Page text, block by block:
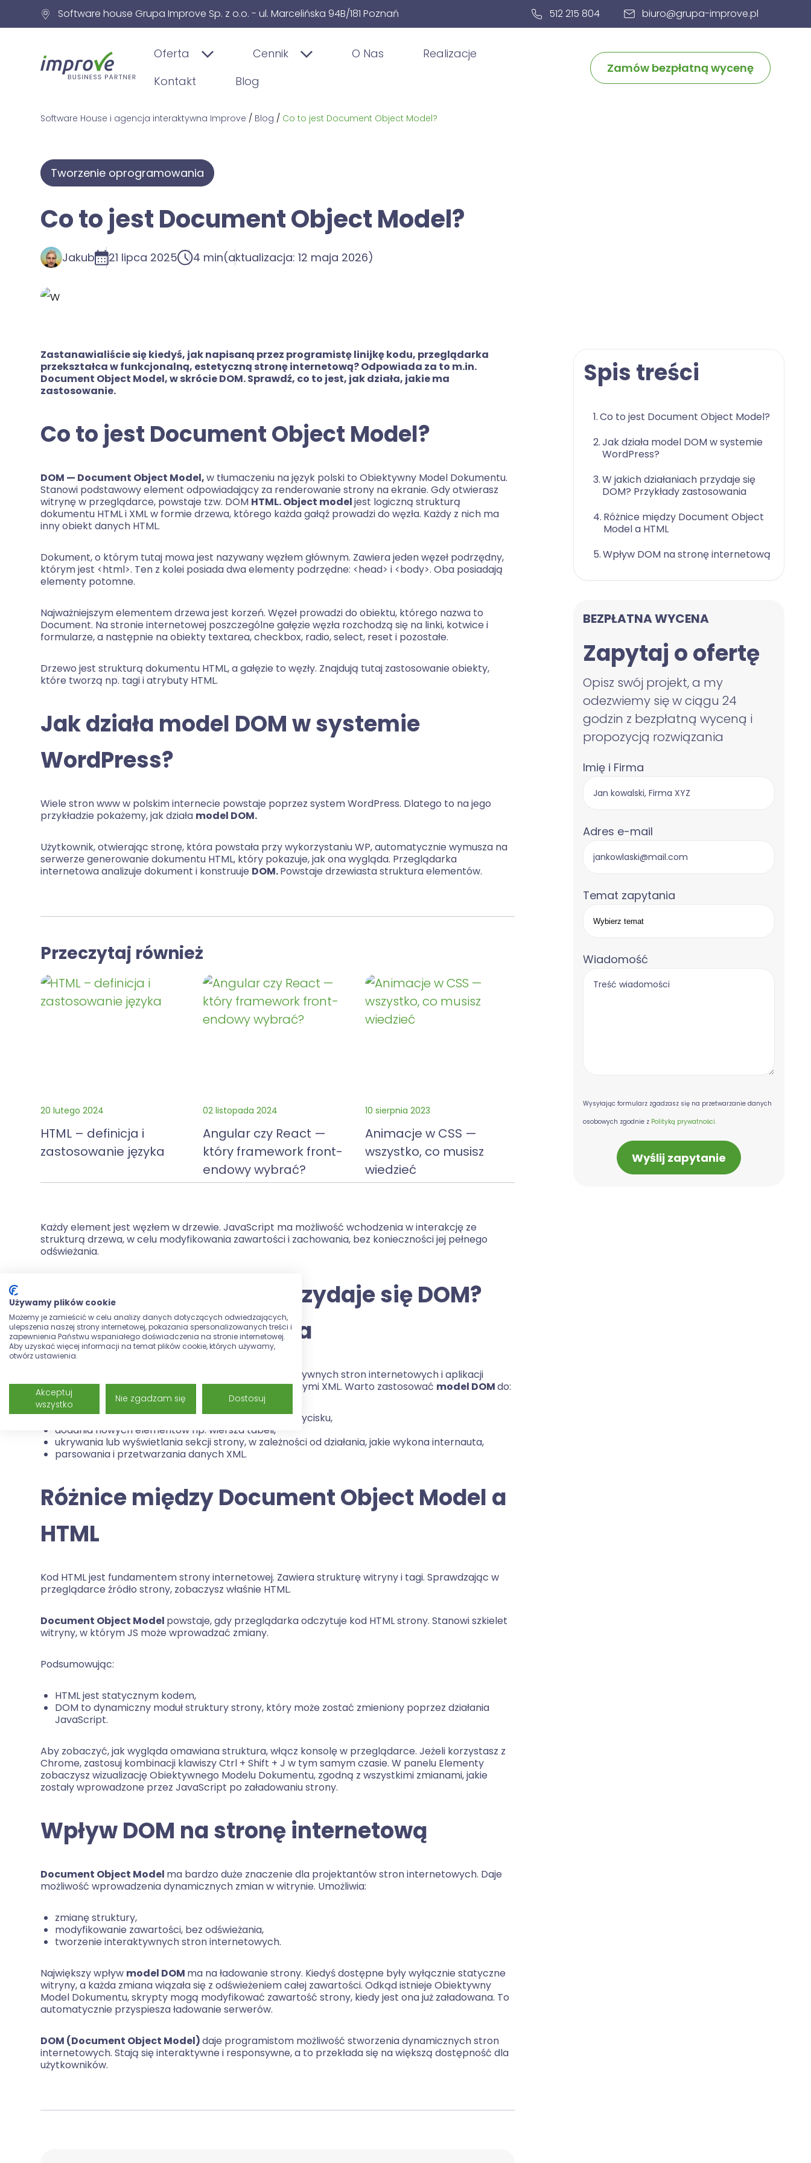
Software house Grupa Improve Sp. z o.o. - ul. Marcelińska 94B/181 Poznań 512 215 804 biuro@grupa-improve.pl
Oferta Cennik O Nas
Realizacje
Kontakt
Blog
Zamów bezpłatną wycenę
Software House i agencja interaktywna Improve / Blog / Co to jest Document Object Model?
Tworzenie oprogramowania
Co to jest Document Object Model?
Jakub 21 lipca 2025 4 min(aktualizacja: 12 maja 2026)
Zastanawialiście się kiedyś, jak napisaną przez programistę linijkę kodu, przeglądarka
przekształca w funkcjonalną, estetyczną stronę internetową? Odpowiada za to m.in.
Document Object Model, w skrócie DOM. Sprawdź, co to jest, jak działa, jakie ma
zastosowanie.
Co to jest Document Object Model?
DOM — Document Object Model,w tłumaczeniu na język polski to Obiektywny Model Dokumentu.
Stanowi podstawowy element odpowiadający za renderowanie strony na ekranie. Gdy otwierasz
witrynę w przeglądarce, powstaje tzw. DOM HTML. Object modeljest logiczną strukturą
dokumentu HTML i XML w formie drzewa, którego każda gałąź prowadzi do węzła. Każdy z nich ma
inny obiekt danych HTML.
Dokument, o którym tutaj mowa jest nazywany węzłem głównym. Zawiera jeden węzeł podrzędny,
którym jest <html>. Ten z kolei posiada dwa elementy podrzędne: <head> i <body>. Oba posiadają
elementy potomne.
Najważniejszym elementem drzewa jest korzeń. Węzeł prowadzi do obiektu, którego nazwa to
Document. Na stronie internetowej poszczególne gałęzie węzła rozchodzą się na linki, kotwice i
formularze, a następnie na obiekty textarea, checkbox, radio, select, reset i pozostałe.
Drzewo jest strukturą dokumentu HTML, a gałęzie to węzły. Znajdują tutaj zastosowanie obiekty,
które tworzą np. tagi i atrybuty HTML.
Jak działa model DOM w systemie
WordPress?
Wiele stron www w polskim internecie powstaje poprzez system WordPress. Dlatego to na jego
przykładzie pokażemy, jak działa model DOM.
Użytkownik, otwierając stronę, która powstała przy wykorzystaniu WP, automatycznie wymusza na
serwerze generowanie dokumentu HTML, który pokazuje, jak ona wygląda. Przeglądarka
internetowa analizuje dokument i konstruuje DOM.Powstaje drzewiasta struktura elementów.
Przeczytaj również
20 lutego 2024
HTML – definicja i
zastosowanie języka
02 listopada 2024
Angular czy React —
który framework front-
endowy wybrać?
10 sierpnia 2023
Animacje w CSS —
wszystko, co musisz
wiedzieć
Każdy element jest węzłem w drzewie. JavaScript ma możliwość wchodzenia w interakcję ze
strukturą drzewa, w celu modyfikowania zawartości i zachowania, bez konieczności jej pełnego
odświeżania.
W jakich działaniach przydaje się DOM?
Przykłady zastosowania
umożliwia tworzenie interaktywnych stron internetowych i aplikacji
webowych. Daje również możliwość manipulowania danymi XML. Warto zastosować model DOMdo:
zmiany tekstu elementu na witrynie po kliknięciu przycisku,
dodania nowych elementów np. wiersza tabeli,
ukrywania lub wyświetlania sekcji strony, w zależności od działania, jakie wykona internauta,
parsowania i przetwarzania danych XML.
Różnice między Document Object Model a
HTML
Kod HTML jest fundamentem strony internetowej. Zawiera strukturę witryny i tagi. Sprawdzając w
przeglądarce źródło strony, zobaczysz właśnie HTML.
Document Object Model powstaje, gdy przeglądarka odczytuje kod HTML strony. Stanowi szkielet
witryny, w którym JS może wprowadzać zmiany.
Podsumowując:
HTML jest statycznym kodem,
DOM to dynamiczny moduł struktury strony, który może zostać zmieniony poprzez działania
JavaScript.
Aby zobaczyć, jak wygląda omawiana struktura, włącz konsolę w przeglądarce. Jeżeli korzystasz z
Chrome, zastosuj kombinacji klawiszy Ctrl + Shift + J w tym samym czasie. W panelu Elementy
zobaczysz wizualizację Obiektywnego Modelu Dokumentu, zgodną z wszystkimi zmianami, jakie
zostały wprowadzone przez JavaScript po załadowaniu strony.
Wpływ DOM na stronę internetową
Document Object Model ma bardzo duże znaczenie dla projektantów stron internetowych. Daje
możliwość wprowadzenia dynamicznych zmian w witrynie. Umożliwia:
zmianę struktury,
modyfikowanie zawartości, bez odświeżania,
tworzenie interaktywnych stron internetowych.
Największy wpływ model DOM ma na ładowanie strony. Kiedyś dostępne były wyłącznie statyczne
witryny, a każda zmiana wiązała się z odświeżeniem całej zawartości. Odkąd istnieje Obiektywny
Model Dokumentu, skrypty mogą modyfikować zawartość strony, kiedy jest ona już załadowana. To
automatycznie przyspiesza ładowanie serwerów.
DOM (Document Object Model)daje programistom możliwość stworzenia dynamicznych stron
internetowych. Stają się interaktywne i responsywne, a to przekłada się na większą dostępność dla
użytkowników.
Spis treści
Co to jest Document Object Model?
Jak działa model DOM w systemie
WordPress?
W jakich działaniach przydaje się
DOM? Przykłady zastosowania
Różnice między Document Object
Model a HTML
Wpływ DOM na stronę internetową
BEZPŁATNA WYCENA
Zapytaj o ofertę
Opisz swój projekt, a my
odezwiemy się w ciągu 24
godzin z bezpłatną wyceną i
propozycją rozwiązania
Imię i Firma
Adres e-mail
Temat zapytania
Wiadomość
Wysyłając formularz zgadzasz się na przetwarzanie danych
osobowych zgodnie z Polityką prywatności.
Używamy plików cookie
Możemy je zamieścić w celu analizy danych dotyczących odwiedzających,
ulepszenia naszej strony internetowej, pokazania spersonalizowanych treści i
zapewnienia Państwu wspaniałego doświadczenia na stronie internetowej.
Aby uzyskać więcej informacji na temat plików cookie, których używamy,
otwórz ustawienia.
Akceptuj
wszystko
Nie zgadzam się Dostosuj